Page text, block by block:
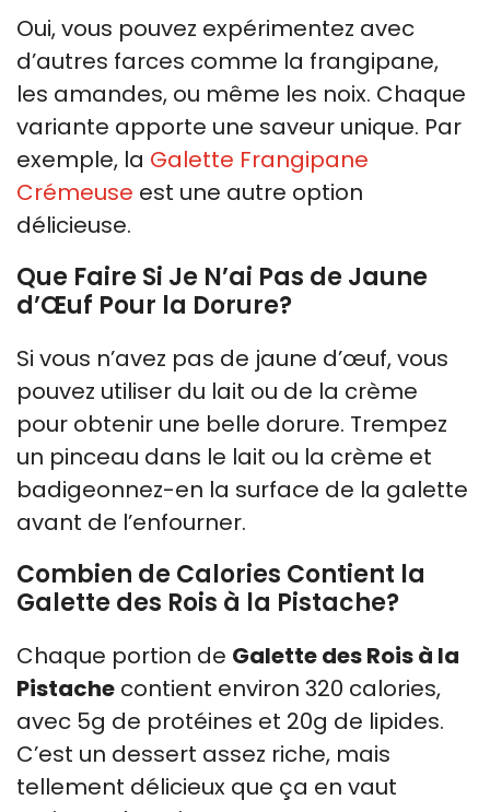
Oui, vous pouvez expérimentez avec
d’autres farces comme la frangipane,
les amandes, ou même les noix. Chaque
variante apporte une saveur unique. Par
exemple, la Galette Frangipane
Crémeuse est une autre option
délicieuse.
Que Faire Si Je N’ai Pas de Jaune
d’Œuf Pour la Dorure?
Si vous n’avez pas de jaune d’œuf, vous
pouvez utiliser du lait ou de la crème
pour obtenir une belle dorure. Trempez
un pinceau dans le lait ou la crème et
badigeonnez-en la surface de la galette
avant de l’enfourner.
Combien de Calories Contient la
Galette des Rois à la Pistache?
Chaque portion de Galette des Rois à la
Pistache contient environ 320 calories,
avec 5g de protéines et 20g de lipides.
C’est un dessert assez riche, mais
tellement délicieux que ça en vaut